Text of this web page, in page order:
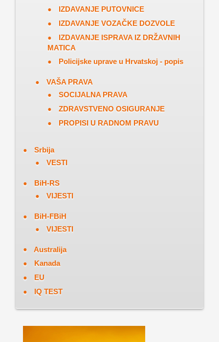
IZDAVANJE PUTOVNICE
IZDAVANJE VOZAČKE DOZVOLE
IZDAVANJE ISPRAVA IZ DRŽAVNIH
MATICA
Policijske uprave u Hrvatskoj - popis
VAŠA PRAVA
SOCIJALNA PRAVA
ZDRAVSTVENO OSIGURANJE
PROPISI U RADNOM PRAVU
Srbija
VESTI
BiH-RS
VIJESTI
BiH-FBiH
VIJESTI
Australija
Kanada
EU
IQ TEST